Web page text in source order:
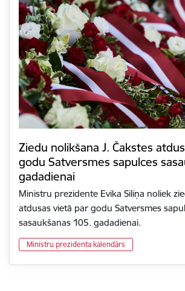
Ziedu nolikšana J. Čakstes
godu Satversmes sapulces
gadadienai
Ministru prezidente Evika Siliņa noliek
atdusas vietā par godu Satversmes
sasaukšanas 105. gadadienai.
Ministru prezidenta kalendārs